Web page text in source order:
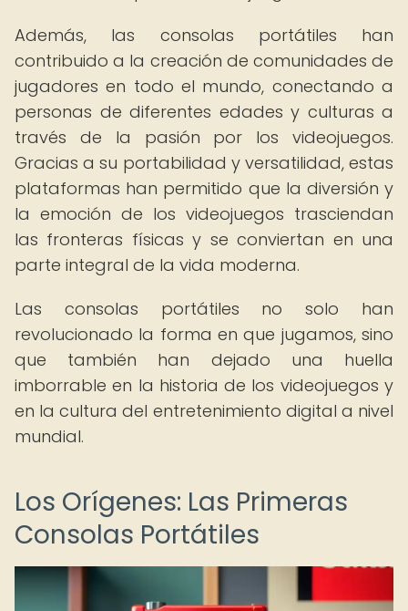
Además, las consolas portátiles han
contribuido a la creación de comunidades de
jugadores en todo el mundo, conectando a
personas de diferentes edades y culturas a
través de la pasión por los videojuegos.
Gracias a su portabilidad y versatilidad, estas
plataformas han permitido que la diversión y
la emoción de los videojuegos trasciendan
las fronteras físicas y se conviertan en una
parte integral de la vida moderna.
Las consolas portátiles no solo han
revolucionado la forma en que jugamos, sino
que también han dejado una huella
imborrable en la historia de los videojuegos y
en la cultura del entretenimiento digital a nivel
mundial.
Los Orígenes: Las Primeras
Consolas Portátiles